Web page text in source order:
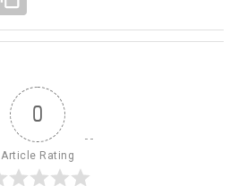
0
Article Rating